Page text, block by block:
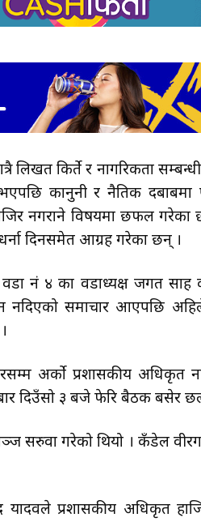
लिखत किर्ते र नागरिकता
कानुनी र नैतिक
नगराने विषयमा छफल गरेका
दिनसमेत आग्रह गरेका छन् ।
वडा नं ४ का वडाध्यक्ष जगत
नदिएको समाचार आएपछि
अर्को प्रशासकीय अधिकृत
दिउँसो ३ बजे फेरि बैठक बसेर
सरुवा गरेको थियो । कँडेल
यादवले प्रशासकीय अधिकृत